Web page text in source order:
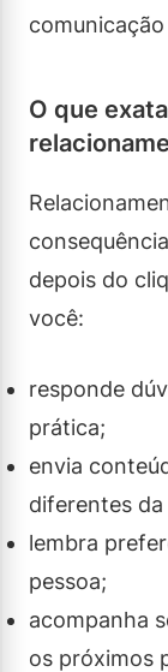
O que
depois do
você:
responde
prática;
envia
diferentes
lembra
pessoa;
acompanha
os próximos